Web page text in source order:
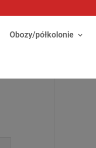
Obozy/półkolonie